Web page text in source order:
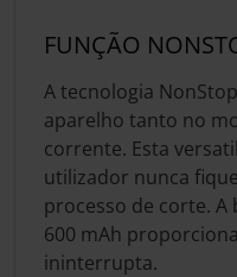
FUNÇÃO
A tecnologia
aparelho tanto no
corrente. Esta
utilizador nunca
processo de corte.
600 mAh
ininterrupta.